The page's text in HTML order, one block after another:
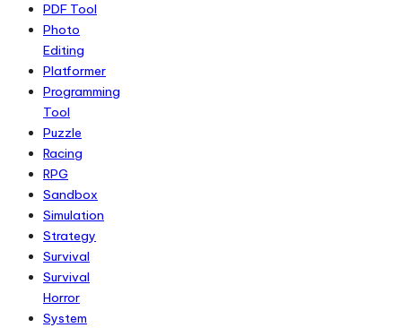
PDF Tool
Photo
Editing
Platformer
Programming
Tool
Puzzle
Racing
RPG
Sandbox
Simulation
Strategy
Survival
Survival
Horror
System